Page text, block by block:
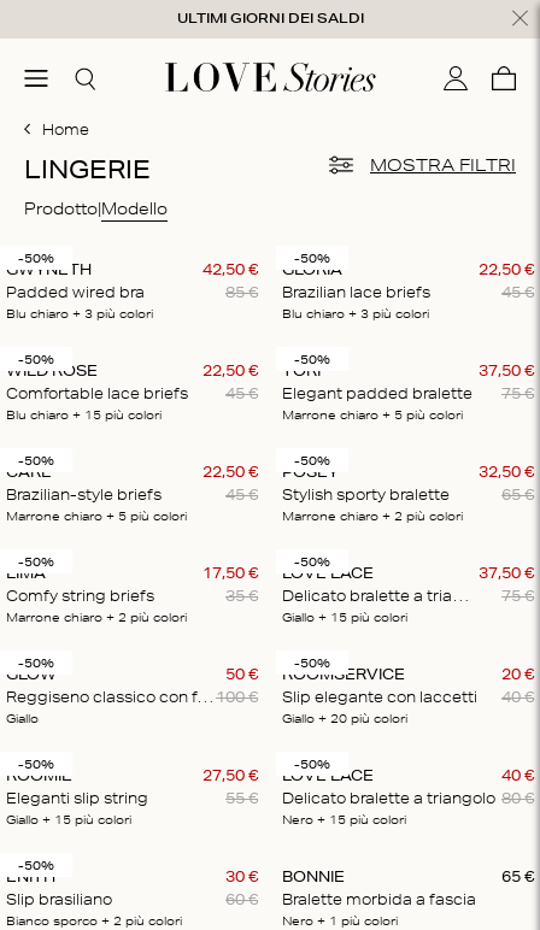
ULTIMI GIORNI DEI SALDI
menuCerca Il mio0
Home
LINGERIE
Prodotto Modello
MOSTRA FILTRI
-50%
GWYNETH
Padded wired bra
42,50€
85€
Blu chiaro + 3 più colori
-50%
GLORIA
Brazilian lace briefs
22,50€
45€
Blu chiaro + 3 più colori
-50%
WILD ROSE
Comfortable lace briefs
22,50€
45€
Blu chiaro + 15 più colori
-50%
TORI
Elegant padded bralette
37,50€
75€
Marrone chiaro + 5 più colori
-50%
CARL
Brazilian-style briefs
22,50€
45€
Marrone chiaro + 5 più colori
-50%
POSEY
Stylish sporty bralette
32,50€
65€
Marrone chiaro + 2 più colori
-50%
LIMA
Comfy string briefs
17,50€
35€
Marrone chiaro + 2 più colori
-50%
LOVE LACE
Delicato bralette a triangolo
37,50€
75€
Giallo + 15 più colori
-50%
GLOW
Reggiseno classico con ferretto
50€
100€
Giallo
-50%
ROOMSERVICE
Slip elegante con laccetti
20€
40€
Giallo + 20 più colori
-50%
ROOMIE
Eleganti slip string
27,50€
55€
Giallo + 15 più colori
-50%
LOVE LACE
Delicato bralette a triangolo
40€
80€
Nero + 15 più colori
-50%
ENITH
Slip brasiliano
30€
60€
Bianco sporco + 2 più colori
BONNIE
Bralette morbida a fascia
65€
Nero + 1 più colori